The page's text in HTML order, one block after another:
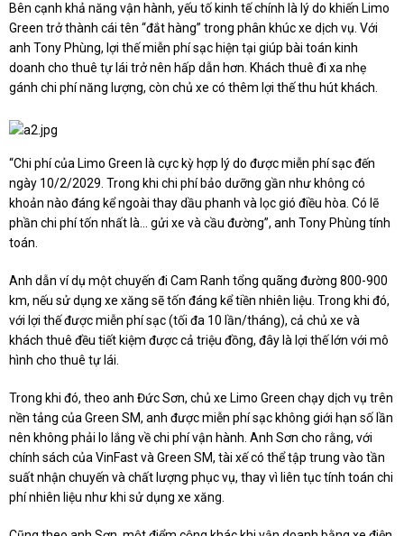
Bên cạnh khả năng vận hành, yếu tố kinh tế chính là lý do khiến Limo
Green trở thành cái tên “đắt hàng” trong phân khúc xe dịch vụ. Với
anh Tony Phùng, lợi thế miễn phí sạc hiện tại giúp bài toán kinh
doanh cho thuê tự lái trở nên hấp dẫn hơn. Khách thuê đi xa nhẹ
gánh chi phí năng lượng, còn chủ xe có thêm lợi thế thu hút khách.
“Chi phí của Limo Green là cực kỳ hợp lý do được miễn phí sạc đến
ngày 10/2/2029. Trong khi chi phí bảo dưỡng gần như không có
khoản nào đáng kể ngoài thay dầu phanh và lọc gió điều hòa. Có lẽ
phần chi phí tốn nhất là… gửi xe và cầu đường”, anh Tony Phùng tính
toán.
Anh dẫn ví dụ một chuyến đi Cam Ranh tổng quãng đường 800-900
km, nếu sử dụng xe xăng sẽ tốn đáng kể tiền nhiên liệu. Trong khi đó,
với lợi thế được miễn phí sạc (tối đa 10 lần/tháng), cả chủ xe và
khách thuê đều tiết kiệm được cả triệu đồng, đây là lợi thế lớn với mô
hình cho thuê tự lái.
Trong khi đó, theo anh Đức Sơn, chủ xe Limo Green chạy dịch vụ trên
nền tảng của Green SM, anh được miễn phí sạc không giới hạn số lần
nên không phải lo lắng về chi phí vận hành. Anh Sơn cho rằng, với
chính sách của VinFast và Green SM, tài xế có thể tập trung vào tần
suất nhận chuyến và chất lượng phục vụ, thay vì liên tục tính toán chi
phí nhiên liệu như khi sử dụng xe xăng.